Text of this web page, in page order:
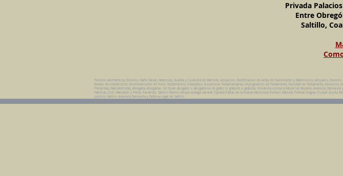
Privada
Entre
Saltillo,
Pension Alimenticia, Divorcio, Daño Moral, Herencias, Guarda y Custodia de Menores, Adopcion, Rectificacion de Actas de Nacimiento y Matrimonio, Amparos,
Estado de Interdiccion, Nombramiento de Tutor, Testamentos, Intestados, Sucesiones Testamentarias, Impugnacion de Testamento, Nulidad de Testamento,
Penalistas, Mercantilistas, Abogada, Abogadas. Un buen abogado o abogada no es gratis ni gratuito o gratuita. Violencia contra la Mujer las Mujeres, Asesoria,
Familiar, Civil, Mercantil y Penal, Penalista. Saltillo Ramos Arizpe Arteaga General Cepeda Parras de la Fuente Monclova Torreon Sabinas Piedras Negras Ciudad
Juridico Saltillo Asesoria Demanda y Defensa Legal en Saltillo